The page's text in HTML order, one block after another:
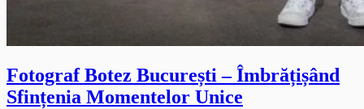
Fotograf Botez București – Îmbrățișând
Sfințenia Momentelor Unice